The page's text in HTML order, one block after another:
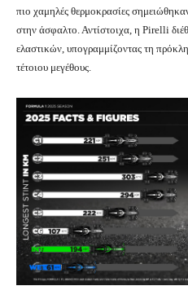
πιο χαμηλές θερμοκρασίες
στην άσφαλτο. Αντίστοιχα, η Pirelli
ελαστικών, υπογραμμίζοντας τη
τέτοιου μεγέθους.